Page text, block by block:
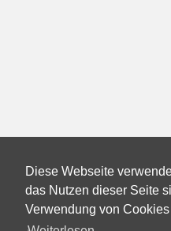
Diese Webseite
das Nutzen dieser Seite
Verwendung von